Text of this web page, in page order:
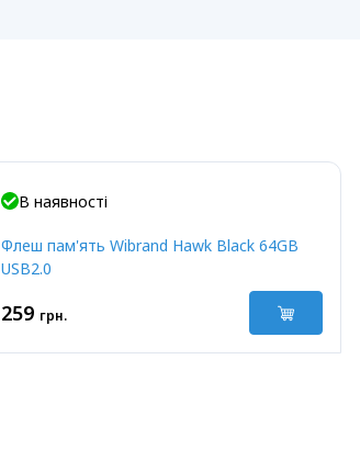
В наявності
Флеш пам'ять Wibrand Hawk Black 64GB
USB2.0
259 грн.